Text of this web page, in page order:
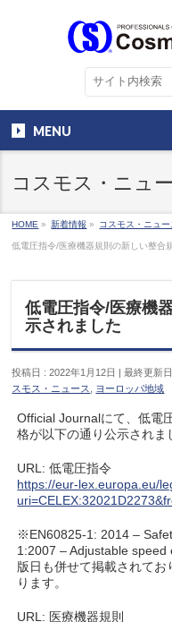
MENU
コスモス・ニュ
HOME » 新着情報 » コスモス・ニュー
低電圧指令/医療機器規則の新しい整合
低電圧指令/医療機
示されました
投稿日 : 2022年1月12日 最終更新
スモス・ニュース
ヨーロッパ地域
Official Journalにて、低電
格が以下の通り公示されま
URL: 低電圧指令
https://eur-lex.europa.eu/
※EN60825-1: 2014 –
1:2007 – Adjustable
版日も併せて掲載されて
ります。
URL: 医療機器規則